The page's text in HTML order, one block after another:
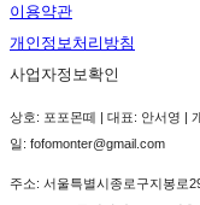
이용약관
개인정보처리방침
사업자정보확인
상호: 포포몬떼 | 대표: 안서영 |
일: fofomonter@gmail.com
주소: 서울특별시종로구지봉로